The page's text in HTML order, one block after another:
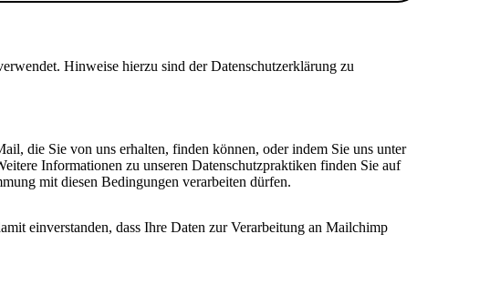
Hinweise hierzu sind der Datenschutzerklärung zu
die Sie von uns erhalten, finden können, oder indem Sie uns unter
Informationen zu unseren Datenschutzpraktiken finden Sie auf
mit diesen Bedingungen verarbeiten dürfen.
einverstanden, dass Ihre Daten zur Verarbeitung an Mailchimp